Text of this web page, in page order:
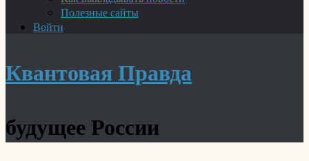
Полезные сайты
Войти
Квантовая Правда
будущее России